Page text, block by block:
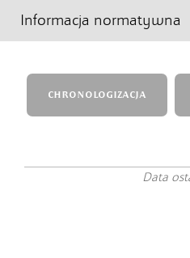
Informacja normatywna
CHRONOLOGIZACJA
Data